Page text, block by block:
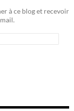
à ce blog et recevoir